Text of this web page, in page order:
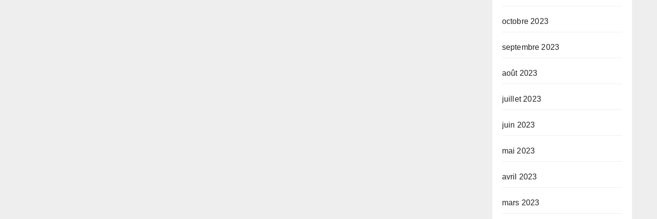
octobre 2023
septembre 2023
août 2023
juillet 2023
juin 2023
mai 2023
avril 2023
mars 2023